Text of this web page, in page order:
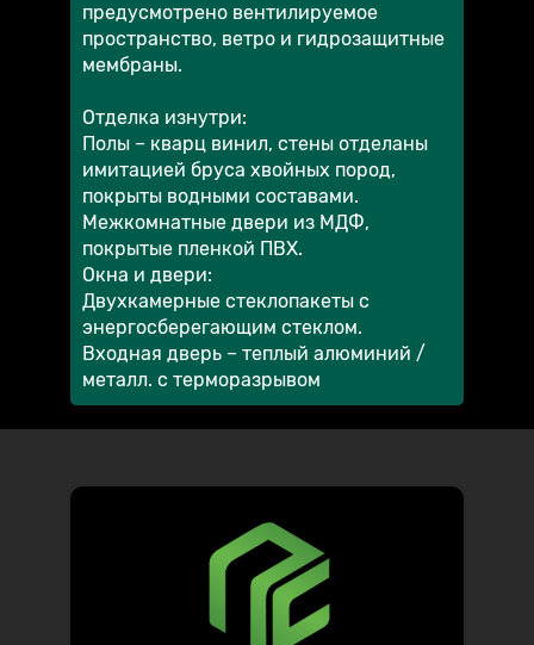
предусмотрено вентилируемое
пространство, ветро и гидрозащитные
мембраны.
Отделка изнутри:
Полы – кварц винил, стены отделаны
имитацией бруса хвойных пород,
покрыты водными составами.
Межкомнатные двери из МДФ,
покрытые пленкой ПВХ.
Окна и двери:
Двухкамерные стеклопакеты с
энергосберегающим стеклом.
Входная дверь – теплый алюминий /
металл. с терморазрывом